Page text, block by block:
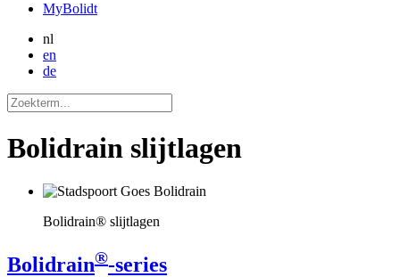
MyBolidt
nl
en
de
Bolidrain slijtlagen
Bolidrain® slijtlagen
Bolidrain®-series